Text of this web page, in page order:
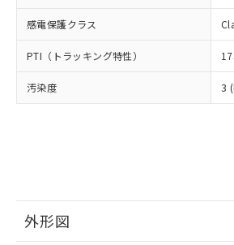
感電保護クラス
PTI（トラッキング特性）
汚染度 3
外形図
販売ネットワーク
ください。
在庫状況および標準価格
事前の承諾なく第三者に漏
示しないようお願いしま
マイパーツ機能（部品リ
および当社の共同利用者
図的な使用がないことを確認しています
※2 対応予定月
部品在庫の切り替え状況など
月が前後することがあります。
とができます。
※2 環境保護使用期限
「ｅ」：有害物質（10物質）の
準値以下であることを示します
「10」：通常の使用状況下に
質が外部に漏えいし、環境に
武器並びにこれらの製造
使用いたしません。
当社は、貴社製品を第三
場合は、上記1、2および3
該第三者に通知します。
販売先および販売に係わ
法に輸出するおそれがあ
いては、お客様のお
たはお客様担当のオ
機器販売店・当社販
認ください)
受注生産機種、また